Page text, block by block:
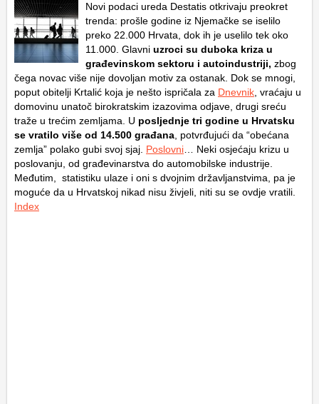
Novi podaci ureda Destatis otkrivaju preokret
trenda: prošle godine iz Njemačke se iselilo
preko 22.000 Hrvata, dok ih je uselilo tek oko
11.000. Glavni uzroci su duboka kriza u
građevinskom sektoru i autoindustriji, zbog
čega novac više nije dovoljan motiv za ostanak. Dok se mnogi,
poput obitelji Krtalić koja je nešto ispričala za Dnevnik , vraćaju u
domovinu unatoč birokratskim izazovima odjave, drugi sreću
traže u trećim zemljama. U posljednje tri godine u Hrvatsku
se vratilo više od 14.500 građana , potvrđujući da “obećana
zemlja” polako gubi svoj sjaj. Poslovni … Neki osjećaju krizu u
poslovanju, od građevinarstva do automobilske industrije.
Međutim, statistiku ulaze i oni s dvojnim državljanstvima, pa je
moguće da u Hrvatskoj nikad nisu živjeli, niti su se ovdje vratili.
Index